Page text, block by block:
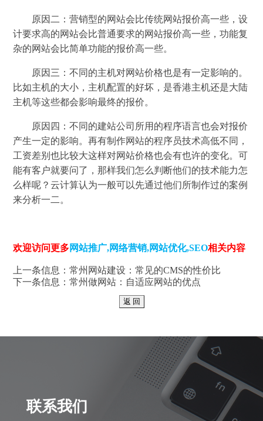
原因二：营销型的网站会比传统网站报价高一些，设
计要求高的网站会比普通要求的网站报价高一些，功能复
杂的网站会比简单功能的报价高一些。
原因三：不同的主机对网站价格也是有一定影响的。
比如主机的大小，主机配置的好坏，是香港主机还是大陆
主机等这些都会影响最终的报价。
原因四：不同的建站公司所用的程序语言也会对报价
产生一定的影响。再有制作网站的程序员技术高低不同，
工资差别也比较大这样对网站价格也会有也许的变化。可
能有客户就要问了，那样我们怎么判断他们的技术能力怎
么样呢？云计算认为一般可以先通过他们所制作过的案例
来分析一二。
欢迎访问更多网站推广,网络营销,网站优化,SEO相关内容
上一条信息：常州网站建设：常见的CMS的性价比
下一条信息：常州做网站：自适应网站的优点
联系我们